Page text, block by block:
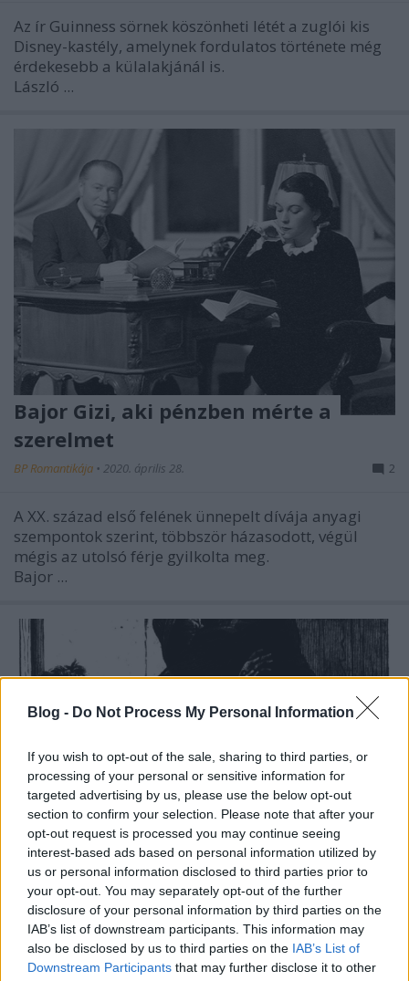
Blog - Do Not Process My Personal Information
If you wish to opt-out of the sale, sharing to third parties, or
processing of your personal or sensitive information for
targeted advertising by us, please use the below opt-out
section to confirm your selection. Please note that after your
opt-out request is processed you may continue seeing
interest-based ads based on personal information utilized by
us or personal information disclosed to third parties prior to
your opt-out. You may separately opt-out of the further
disclosure of your personal information by third parties on the
IAB’s list of downstream participants. This information may
also be disclosed by us to third parties on the IAB’s List of
Downstream Participants that may further disclose it to other
Az ír Guinness sörnek köszönheti létét a zuglói kis
Disney-kastély, amelynek fordulatos története még
érdekesebb a külalakjánál is.
László ...
Bajor Gizi, aki pénzben mérte a
szerelmet
BP Romantikája • 2020. április 28. 2
A XX. század első felének ünnepelt dívája anyagi
szempontok szerint, többször házasodott, végül
mégis az utolsó férje gyilkolta meg.
Bajor ...
Vajon járt-e Hasfelmetsző Jack
Újpesten?
BP Romantikája•2020. április 23.